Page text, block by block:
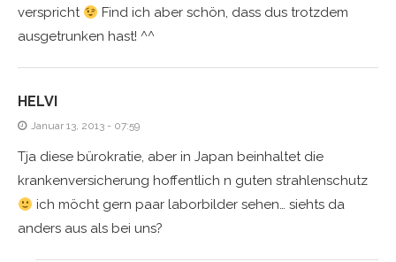
verspricht
Find ich aber schön, dass dus trotzdem
ausgetrunken hast! ^^
HELVI
Januar 13, 2013 - 07:59
Tja diese bürokratie, aber in Japan beinhaltet die
krankenversicherung hoffentlich n guten strahlenschutz
ich möcht gern paar laborbilder sehen… siehts da
anders aus als bei uns?